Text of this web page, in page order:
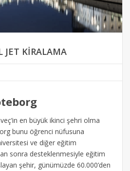
JET KIRALAMA
en büyük ikinci şehri olma
bunu öğrenci nüfusuna
ve diğer eğitim
sonra desteklenmesiyle eğitim
şehir, günümüzde 60.000’den